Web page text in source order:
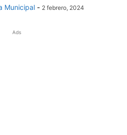
Municipal - 2 febrero, 2024
Ads